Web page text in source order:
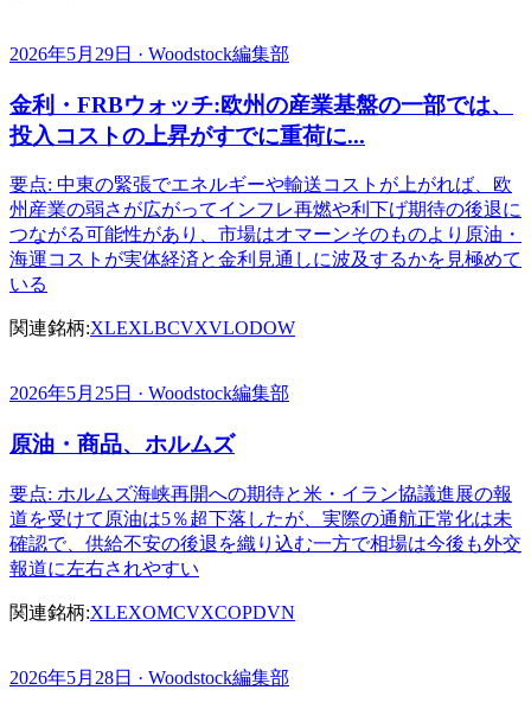
2026年5月29日 · Woodstock編集部
金利・FRBウォッチ:欧州の産業基盤の一部では、
投入コストの上昇がすでに重荷に...
要点: 中東の緊張でエネルギーや輸送コストが上がれば、欧
州産業の弱さが広がってインフレ再燃や利下げ期待の後退に
つながる可能性があり、市場はオマーンそのものより原油・
海運コストが実体経済と金利見通しに波及するかを見極めて
いる
関連銘柄:XLEXLBCVXVLODOW
2026年5月25日 · Woodstock編集部
原油・商品、ホルムズ
要点: ホルムズ海峡再開への期待と米・イラン協議進展の報
道を受けて原油は5％超下落したが、実際の通航正常化は未
確認で、供給不安の後退を織り込む一方で相場は今後も外交
報道に左右されやすい
関連銘柄:XLEXOMCVXCOPDVN
2026年5月28日 · Woodstock編集部